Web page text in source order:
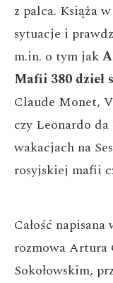
z palca. Książa
sytuacje i
m.in. o tym jak
Mafii 380 dzieł
Claude Monet,
czy Leonardo
wakacjach na
rosyjskiej mafii
Całość
rozmowa Artura
Sokołowskim,